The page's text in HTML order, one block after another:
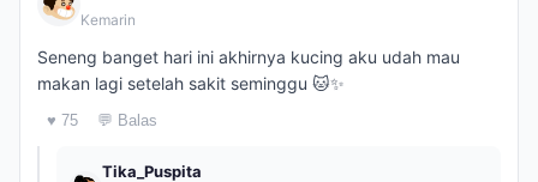
Kemarin
Seneng banget hari ini akhirnya kucing aku udah mau
makan lagi setelah sakit seminggu 🐱✨
♥ 75 💬 Balas
Tika_Puspita